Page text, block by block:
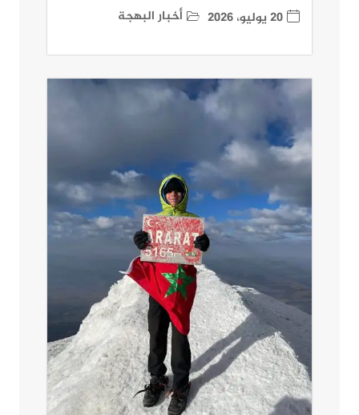
20 يوليو، 2026 أخبار البهجة